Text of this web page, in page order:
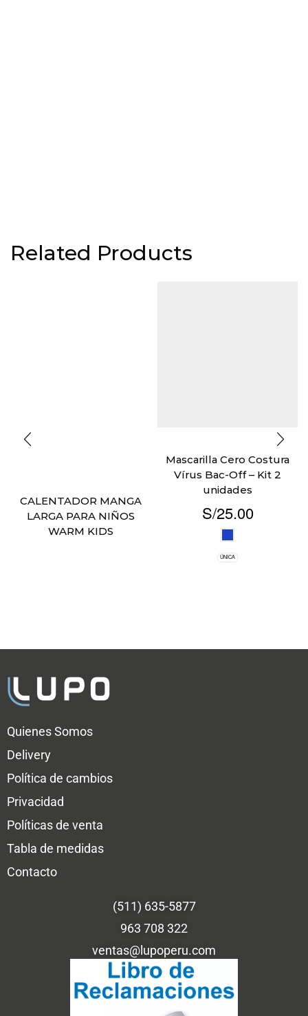
Related Products
CALENTADOR MANGA
LARGA PARA NIÑOS
WARM KIDS
Mascarilla Cero Costura
Vírus Bac-Off – Kit 2
unidades
S/25.00
ÚNICA
Quienes Somos
Delivery
Política de cambios
Privacidad
Políticas de venta
Tabla de medidas
Contacto
(511) 635-5877
963 708 322
ventas@lupoperu.com